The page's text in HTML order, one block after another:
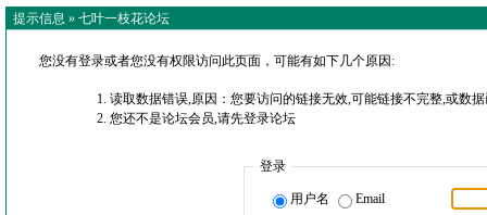
提示信息 » 七叶一枝花论坛
您没有登录或者您没有权限访问此页面，可能有如下几个原因:
读取数据错误,原因：您要访问的链接无效,可能链接不完整,或数
您还不是论坛会员,请先登录论坛
登录
用户名 Email